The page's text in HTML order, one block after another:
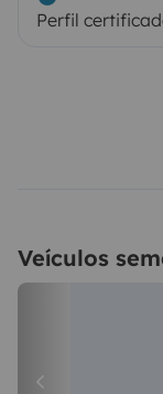
Perfil
Veículos